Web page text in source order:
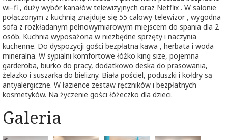
wi–fi , duży wybór kanałów telewizyjnych oraz Netflix . W salonie
połączonym z kuchnią znajduje się 55 calowy telewizor , wygodna
sofa z rozkładanym pełnowymiarowym miejscem do spania dla 2
osób. Kuchnia wyposażona w niezbędne sprzęty i naczynia
kuchenne. Do dyspozycji gości bezpłatna kawa , herbata i woda
mineralna. W sypialni komfortowe łóżko king size, pojemna
garderoba, biurko do pracy, dodatkowo deska do prasowania,
żelazko i suszarka do bielizny. Biała pościel, poduszki i kołdry są
antyalergiczne. W łazience zestaw ręczników i bezpłatnych
kosmetyków. Na życzenie gości łóżeczko dla dzieci.
Galeria